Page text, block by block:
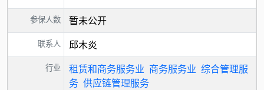
参保人数 暂未公开
联系人 邱木炎
行业 租赁和商务服务业 商务服务业 综合管理服
务 供应链管理服务